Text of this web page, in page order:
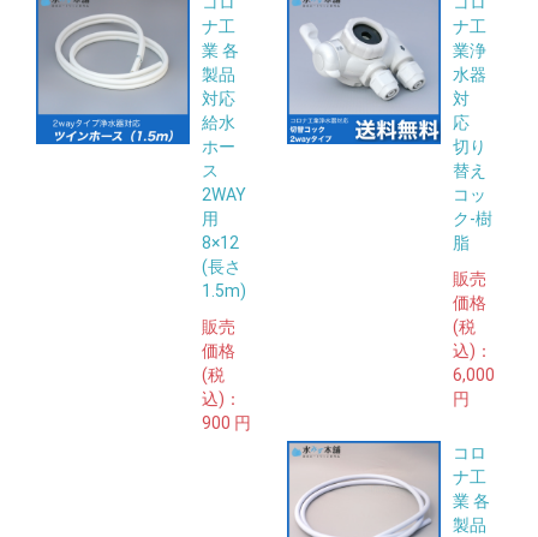
ナ工
業 各
製品
対応
給水
ホー
ス
2WAY
用
8×12
(長さ
1.5m)
販売
価格
(税
込)：
900 円
ナ工
業浄
水器
対
応
切り
替え
コッ
ク-樹
脂
販売
価格
(税
込)：
6,000
円
コロ
ナ工
業 各
製品